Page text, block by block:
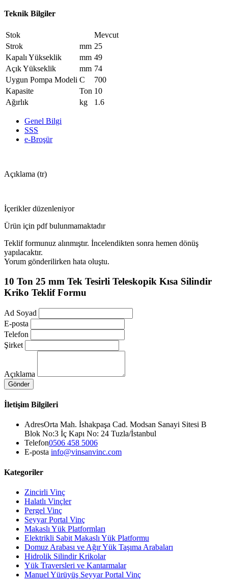
Teknik Bilgiler
Stok
Mevcut
Strok
mm 25
Kapalı Yükseklik
mm 49
Açık Yükseklik
mm 74
Uygun Pompa Modeli C
700
Kapasite
Ton 10
Ağırlık
kg 1.6
Genel Bilgi
SSS
e-Broşür
Açıklama (tr)
İçerikler düzenleniyor
Ürün için pdf bulunmamaktadır
Teklif formunuz alınmıştır. İncelendikten sonra hemen dönüş
yapılacaktır.
Yorum gönderilirken hata oluştu.
10 Ton 25 mm Tek Tesirli Teleskopik Kısa Silindir
Kriko Teklif Formu
Ad Soyad
E-posta
Telefon
Şirket
Açıklama
Gönder
İletişim Bilgileri
AdresOrta Mah. İshakpaşa Cad. Modsan Sanayi Sitesi B
Blok No:3 İç Kapı No: 24 Tuzla/İstanbul
Telefon0506 458 5006
E-posta info@vinsanvinc.com
Kategoriler
Zincirli Vinç
Halatlı Vinçler
Pergel Vinç
Seyyar Portal Vinç
Makaslı Yük Platformları
Elektrikli Sabit Makaslı Yük Platformu
Domuz Arabası ve Ağır Yük Taşıma Arabaları
Hidrolik Silindir Krikolar
Yük Traversleri ve Kantarmalar
Manuel Yürüyüş Seyyar Portal Vinç